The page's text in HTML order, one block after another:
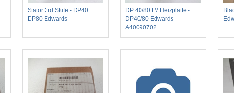
Stator 3rd Stufe - DP40
DP80 Edwards
DP 40/80 LV Heizplatte -
DP40/80 Edwards
A40090702